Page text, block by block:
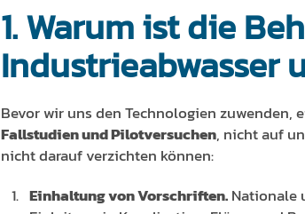
1. Warum ist die
Industrieabwasser
Bevor wir uns den Technologien zuwenden,
Fallstudien und Pilotversuchen, nicht auf
nicht darauf verzichten können:
Einhaltung von Vorschriften.Nationale